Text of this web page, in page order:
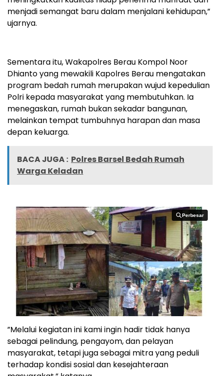
menjadi semangat baru dalam menjalani kehidupan,”
ujarnya.
‎Sementara itu, Wakapolres Berau Kompol Noor
Dhianto yang mewakili Kapolres Berau mengatakan
program bedah rumah merupakan wujud kepedulian
Polri kepada masyarakat yang membutuhkan. Ia
menegaskan, rumah bukan sekadar bangunan,
melainkan tempat tumbuhnya harapan dan masa
depan keluarga.
BACA JUGA : Polres Barsel Bedah Rumah
Warga Keladan
Perbesar
Perbesar
‎”Melalui kegiatan ini kami ingin hadir tidak hanya
sebagai pelindung, pengayom, dan pelayan
masyarakat, tetapi juga sebagai mitra yang peduli
terhadap kondisi sosial dan kesejahteraan